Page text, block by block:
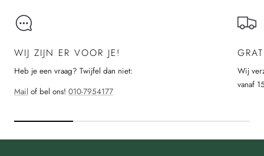
WIJ ZIJN ER VOOR JE!
Heb je een vraag? Twijfel dan niet:
Mail of bel ons! 010-7954177
Wij
vanaf